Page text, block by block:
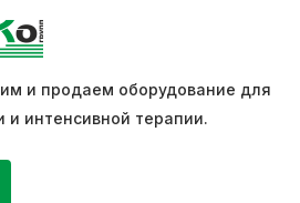
и продаем оборудование для
и интенсивной терапии.